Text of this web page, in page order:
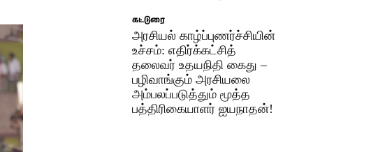
கட்டுரை
அரசியல் காழ்ப்புணர்ச்சியின்
உச்சம்: எதிர்க்கட்சித்
தலைவர் உதயநிதி கைது –
பழிவாங்கும் அரசியலை
அம்பலப்படுத்தும் மூத்த
பத்திரிகையாளர் ஐயநாதன்!